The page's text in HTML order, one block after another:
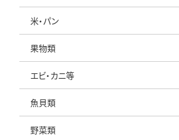
米・パン
果物類
エビ・カニ等
魚貝類
野菜類